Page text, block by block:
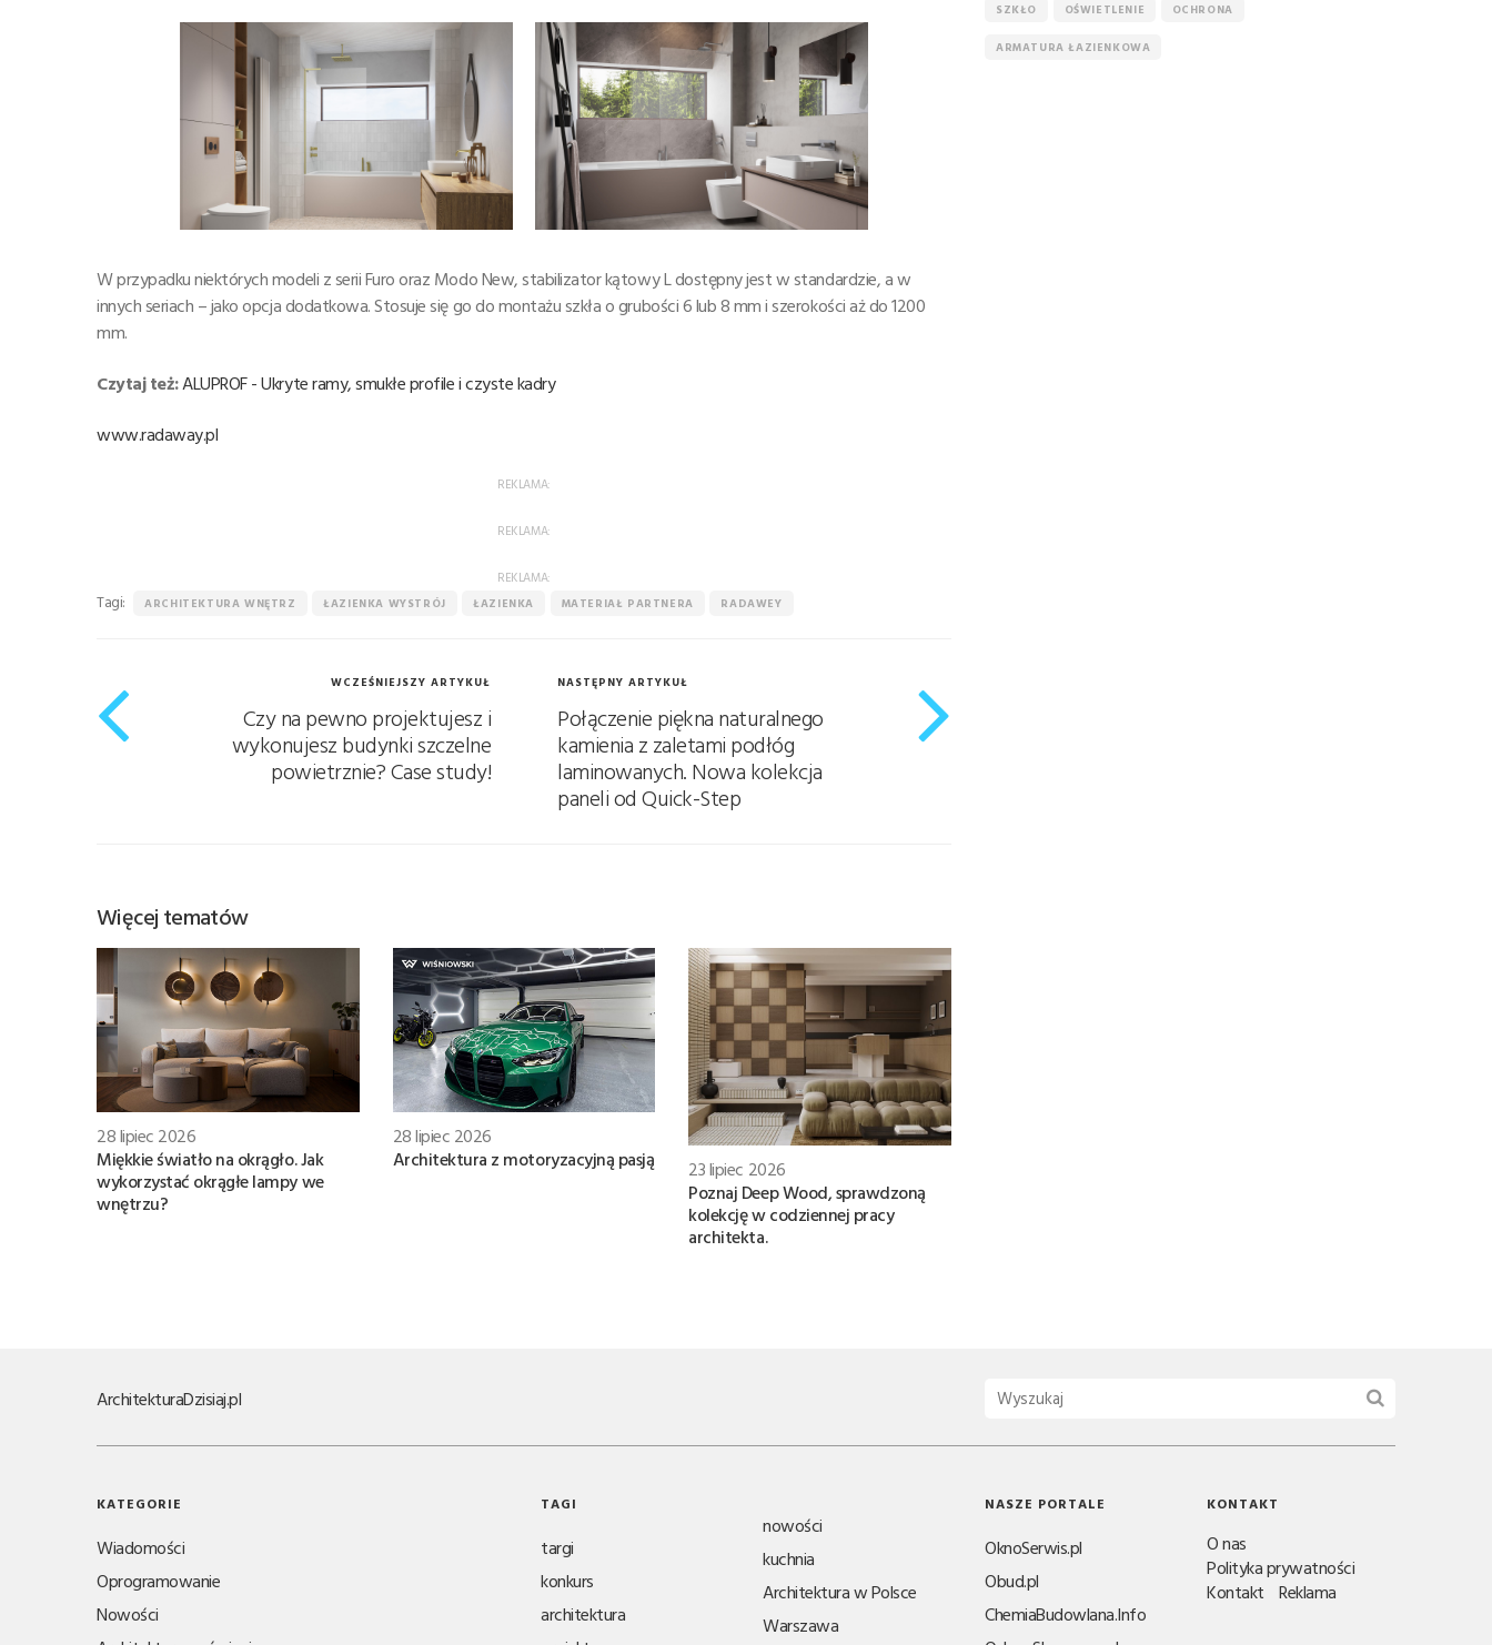
W przypadku niektórych modeli z serii Furo oraz Modo New, stabilizator kątowy L dostępny jest w standardzie, a w
innych seriach – jako opcja dodatkowa. Stosuje się go do montażu szkła o grubości 6 lub 8 mm i szerokości aż do 1200
mm.
Czytaj też:ALUPROF - Ukryte ramy, smukłe profile i czyste kadry
www.radaway.pl
REKLAMA:
REKLAMA:
REKLAMA:
Tagi: ARCHITEKTURA WNĘTRZ ŁAZIENKA WYSTRÓJ ŁAZIENKA MATERIAŁ PARTNERA RADAWEY
WCZEŚNIEJSZY ARTYKUŁ
Czy na pewno projektujesz i
wykonujesz budynki szczelne
powietrznie? Case study!
NASTĘPNY ARTYKUŁ
Połączenie piękna naturalnego
kamienia z zaletami podłóg
laminowanych. Nowa kolekcja
paneli od Quick-Step
Więcej tematów
28 lipiec 2026
Miękkie światło na okrągło. Jak
wykorzystać okrągłe lampy we
wnętrzu?
28 lipiec 2026
Architektura z motoryzacyjną pasją
23 lipiec 2026
Poznaj Deep Wood, sprawdzoną
kolekcję w codziennej pracy
architekta.
SZKŁO OŚWIETLENIE OCHRONA
ARMATURA ŁAZIENKOWA
ArchitekturaDzisiaj.pl
KATEGORIE
Wiadomości
Oprogramowanie
Nowości
TAGI
targi
konkurs
architektura
nowości
kuchnia
Architektura w Polsce
Warszawa
NASZE PORTALE
OknoSerwis.pl
Obud.pl
ChemiaBudowlana.Info
KONTAKT
O nas
Polityka prywatności
Kontakt Reklama